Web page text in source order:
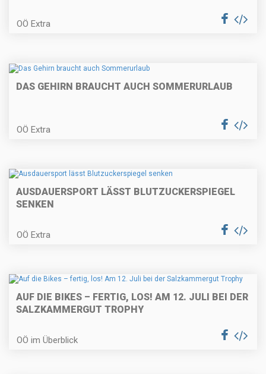
OÖ Extra
DAS GEHIRN BRAUCHT AUCH SOMMERURLAUB
OÖ Extra
AUSDAUERSPORT LÄSST BLUTZUCKERSPIEGEL
SENKEN
OÖ Extra
AUF DIE BIKES – FERTIG, LOS! AM 12. JULI BEI DER
SALZKAMMERGUT TROPHY
OÖ im Überblick